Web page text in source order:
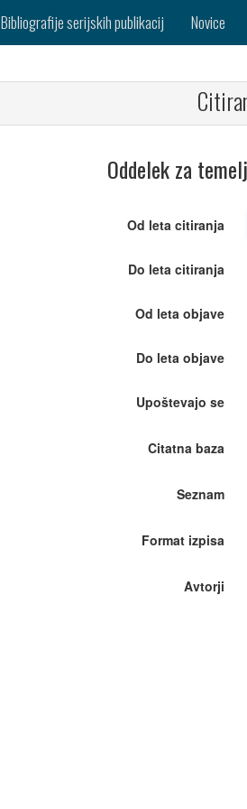
Bibliografije serijskih publikacij Novice
Oddelek za
Od leta citiranja
Do leta citiranja
Od leta objave
Do leta objave
Upoštevajo se
Citatna baza
Seznam
Format izpisa
Avtorji